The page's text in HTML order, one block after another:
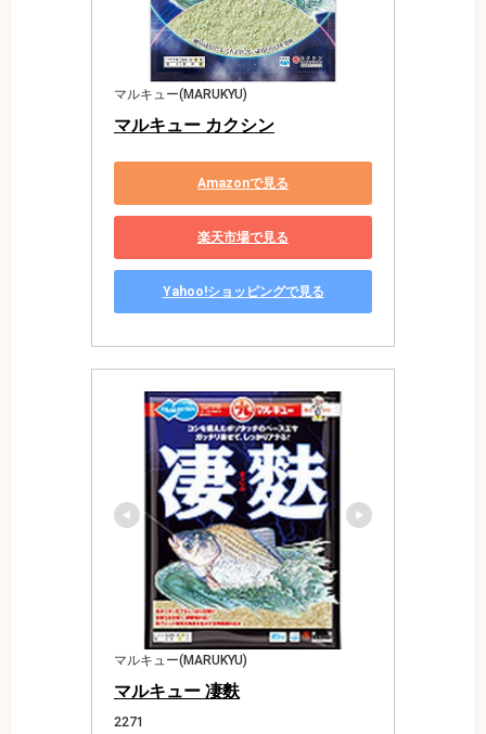
マルキュー(MARUKYU)
マルキュー カクシン
Amazonで見る
楽天市場で見る
Yahoo!ショッピングで見る
マルキュー(MARUKYU)
マルキュー 凄麩
2271